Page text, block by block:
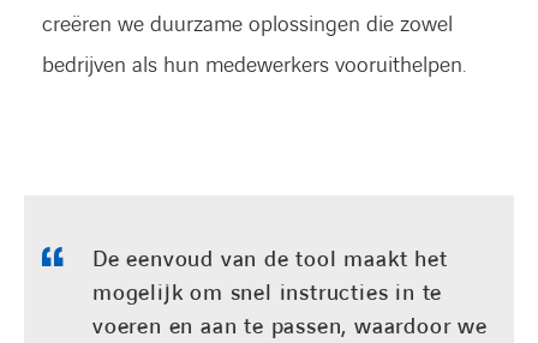
FACEBOOKLINKEDINYOUTUBE
creëren we duurzame oplossingen die zowel
bedrijven als hun medewerkers vooruithelpen.
De eenvoud van de tool maakt het
mogelijk om snel instructies in te
voeren en aan te passen, waardoor we